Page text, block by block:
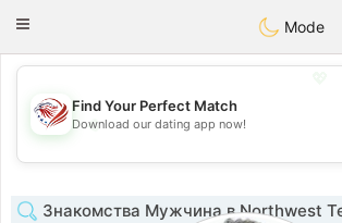
Dating
Toggle
Mode
💖
💕
Find Your Perfect Match
Download our dating app now!
Знакомства Мужчина в Northwest